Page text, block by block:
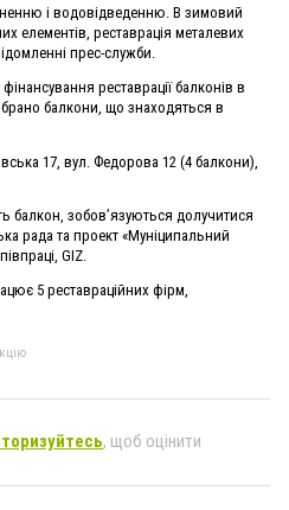
і водовідведенню. В зимовий
елементів, реставрація металевих
прес-служби.
реставрації балконів в
балкони, що знаходяться в
17, вул. Федорова 12 (4 балкони),
балкон, зобов’язуються долучитися
рада та проект «Муніципальний
GIZ.
5 реставраційних фірм,
, щоб оцінити